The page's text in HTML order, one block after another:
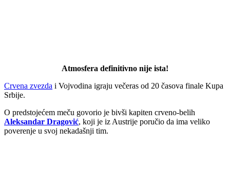
Atmosfera definitivno nije ista!
Crvena zvezda i Vojvodina igraju večeras od 20 časova finale Kupa
Srbije.
O predstojećem meču govorio je bivši kapiten crveno-belih
Aleksandar Dragović, koji je iz Austrije poručio da ima veliko
poverenje u svoj nekadašnji tim.